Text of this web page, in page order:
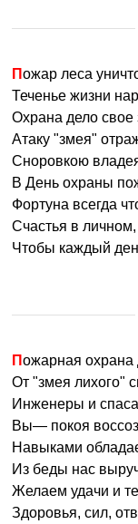
Пожар леса
Теченье жизни
Охрана дело свое
Атаку "змея"
Сноровкою
В День охраны
Фортуна всегда
Счастья в
Чтобы каждый
Пожарная
От "змея лихого"
Инженеры и
Вы— покоя
Навыками
Из беды нас
Желаем удачи и
Здоровья, сил,